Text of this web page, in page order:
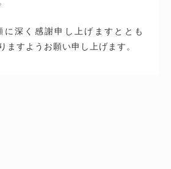
に深く感謝申し上げますととも
ますようお願い申し上げます。